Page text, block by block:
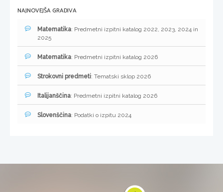
NAJNOVEJŠA GRADIVA
Matematika: Predmetni izpitni katalog 2022, 2023, 2024 in
2025
Matematika: Predmetni izpitni katalog 2026
Strokovni predmeti: Tematski sklop 2026
Italijanščina: Predmetni izpitni katalog 2026
Slovenščina: Podatki o izpitu 2024